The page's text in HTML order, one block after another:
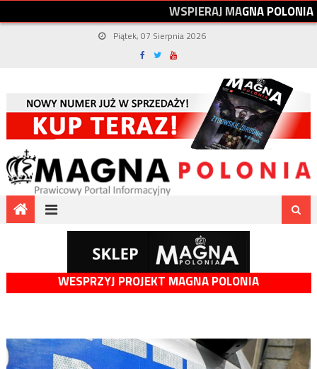
WSPIERAJMAGNAPOLONIA
Piątek, 07 Sierpnia 2026
WESPRZYJ PROJEKT MAGNA POLONIA